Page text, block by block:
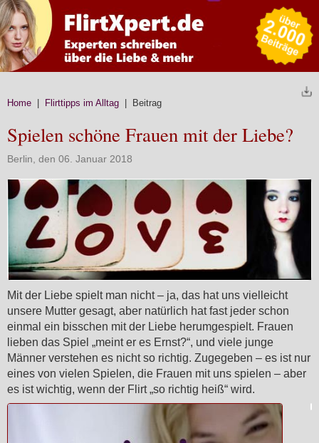
Home Flirttipps im Alltag | Beitrag
Spielen schöne Frauen mit der Liebe?
Berlin, den 06. Januar 2018
Mit der Liebe spielt man nicht – ja, das hat uns vielleicht
unsere Mutter gesagt, aber natürlich hat fast jeder schon
einmal ein bisschen mit der Liebe herumgespielt. Frauen
lieben das Spiel „meint er es Ernst?“, und viele junge
Männer verstehen es nicht so richtig. Zugegeben – es ist nur
eines von vielen Spielen, die Frauen mit uns spielen – aber
es ist wichtig, wenn der Flirt „so richtig heiß“ wird.